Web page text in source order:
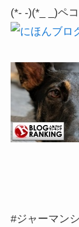
(*- -)(*_ _)ペ
#ジャーマン